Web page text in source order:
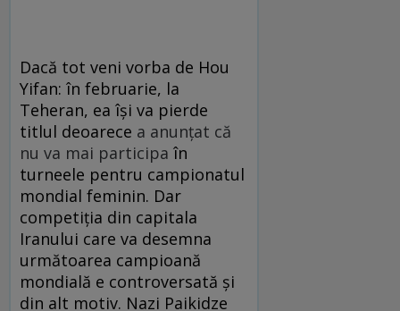
Dacă tot veni vorba de Hou
Yifan: în februarie, la
Teheran, ea își va pierde
titlul deoarece a anunțat că
nu va mai participa în
turneele pentru campionatul
mondial feminin. Dar
competiția din capitala
Iranului care va desemna
următoarea campioană
mondială e controversată și
din alt motiv. Nazi Paikidze